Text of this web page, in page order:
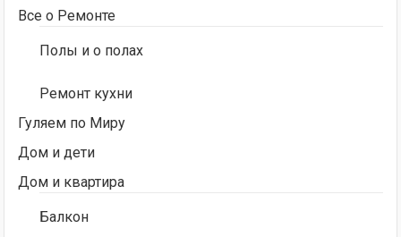
Все о Ремонте
Полы и о полах
Ремонт кухни
Гуляем по Миру
Дом и дети
Дом и квартира
Балкон